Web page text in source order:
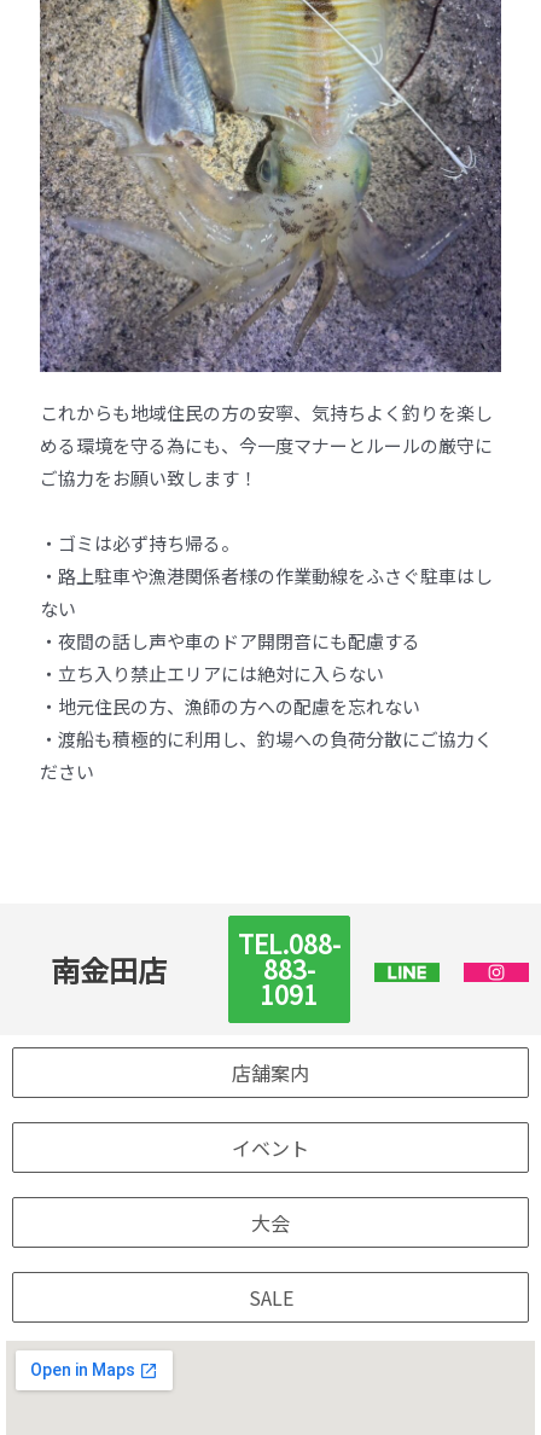
これからも地域住民の方の安寧、気持ちよく釣りを楽し
める環境を守る為にも、今一度マナーとルールの厳守に
ご協力をお願い致します！
・ゴミは必ず持ち帰る。
・路上駐車や漁港関係者様の作業動線をふさぐ駐車はし
ない
・夜間の話し声や車のドア開閉音にも配慮する
・立ち入り禁止エリアには絶対に入らない
・地元住民の方、漁師の方への配慮を忘れない
・渡船も積極的に利用し、釣場への負荷分散にご協力く
ださい
南金田店
TEL.088-
883-
1091
店舗案内
イベント
大会
SALE